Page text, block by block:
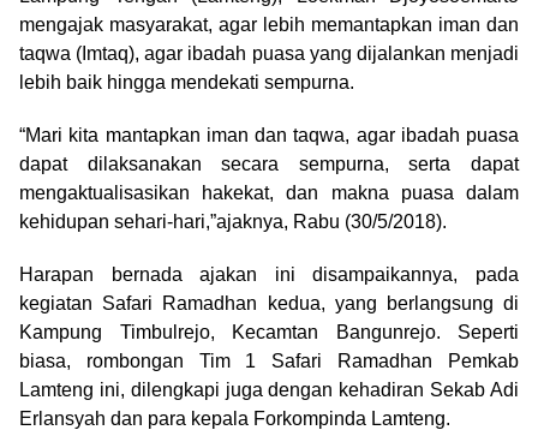
mengajak masyarakat, agar lebih memantapkan iman dan
taqwa (Imtaq), agar ibadah puasa yang dijalankan menjadi
lebih baik hingga mendekati sempurna.
“Mari kita mantapkan iman dan taqwa, agar ibadah puasa
dapat dilaksanakan secara sempurna, serta dapat
mengaktualisasikan hakekat, dan makna puasa dalam
kehidupan sehari-hari,”ajaknya, Rabu (30/5/2018).
Harapan bernada ajakan ini disampaikannya, pada
kegiatan Safari Ramadhan kedua, yang berlangsung di
Kampung Timbulrejo, Kecamtan Bangunrejo. Seperti
biasa, rombongan Tim 1 Safari Ramadhan Pemkab
Lamteng ini, dilengkapi juga dengan kehadiran Sekab Adi
Erlansyah dan para kepala Forkompinda Lamteng.